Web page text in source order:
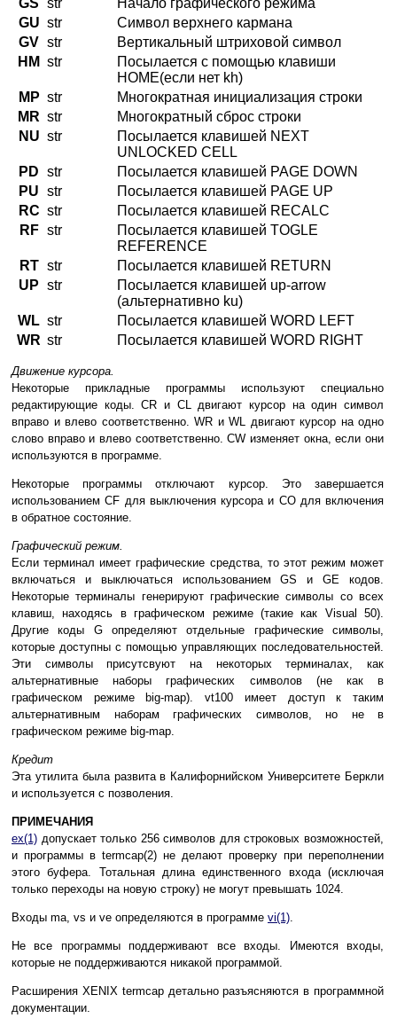
GS str
Начало графического режима
GU str
Символ верхнего кармана
GV str
Вертикальный штриховой символ
HM str
Посылается с помощью клавиши
HOME(если нет kh)
MP str
Многократная инициализация строки
MR str
Многократный сброс строки
NU str
Посылается клавишей NEXT
UNLOCKED CELL
PD str
Посылается клавишей PAGE DOWN
PU str
Посылается клавишей PAGE UP
RC str
Посылается клавишей RECALC
RF str
Посылается клавишей TOGLE
REFERENCE
RT str
Посылается клавишей RETURN
UP str
Посылается клавишей up-arrow
(альтернативно ku)
WL str
Посылается клавишей WORD LEFT
WR str Посылается клавишей WORD RIGHT
Движение курсора.
Некоторые прикладные программы используют специально
редактирующие коды. CR и CL двигают курсор на один символ
вправо и влево соответственно. WR и WL двигают курсор на одно
слово вправо и влево соответственно. CW изменяет окна, если они
используются в программе.
Некоторые программы отключают курсор. Это завершается
использованием CF для выключения курсора и CO для включения
в обратное состояние.
Графический режим.
Если терминал имеет графические средства, то этот режим может
включаться и выключаться использованием GS и GE кодов.
Некоторые терминалы генерируют графические символы со всех
клавиш, находясь в графическом режиме (такие как Visual 50).
Другие коды G определяют отдельные графические символы,
которые доступны с помощью управляющих последовательностей.
Эти символы присутсвуют на некоторых терминалах, как
альтернативные наборы графических символов (не как в
графическом режиме big-map). vt100 имеет доступ к таким
альтернативным наборам графических символов, но не в
графическом режиме big-map.
Кредит
Эта утилита была развита в Калифорнийском Университете Беркли
и используется с позволения.
ПРИМЕЧАНИЯ
ex(1) допускает только 256 символов для строковых возможностей,
и программы в termcap(2) не делают проверку при переполнении
этого буфера. Тотальная длина единственного входа (исключая
только переходы на новую строку) не могут превышать 1024.
Входы ma, vs и ve определяются в программе vi(1).
Не все программы поддерживают все входы. Имеются входы,
которые не поддерживаются никакой программой.
Расширения XENIX termcap детально разъясняются в программной
документации.